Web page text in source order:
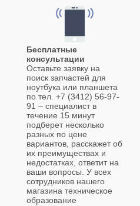
Бесплатные
консультации
Оставьте заявку на
поиск запчастей для
ноутбука или планшета
по тел. +7 (3412) 56-97-
91 – специалист в
течение 15 минут
подберет несколько
разных по цене
вариантов, расскажет об
их преимуществах и
недостатках, ответит на
ваши вопросы. У всех
сотрудников нашего
магазина техническое
образование